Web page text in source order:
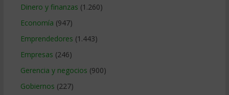
Dinero y finanzas (1.260)
Economía (947)
Emprendedores (1.443)
Empresas (246)
Gerencia y negocios (900)
Gobiernos (227)